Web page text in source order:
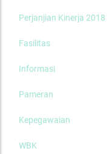
Perjanjian Kinerja 2018
Fasilitas
Informasi
Pameran
Kepegawaian
WBK